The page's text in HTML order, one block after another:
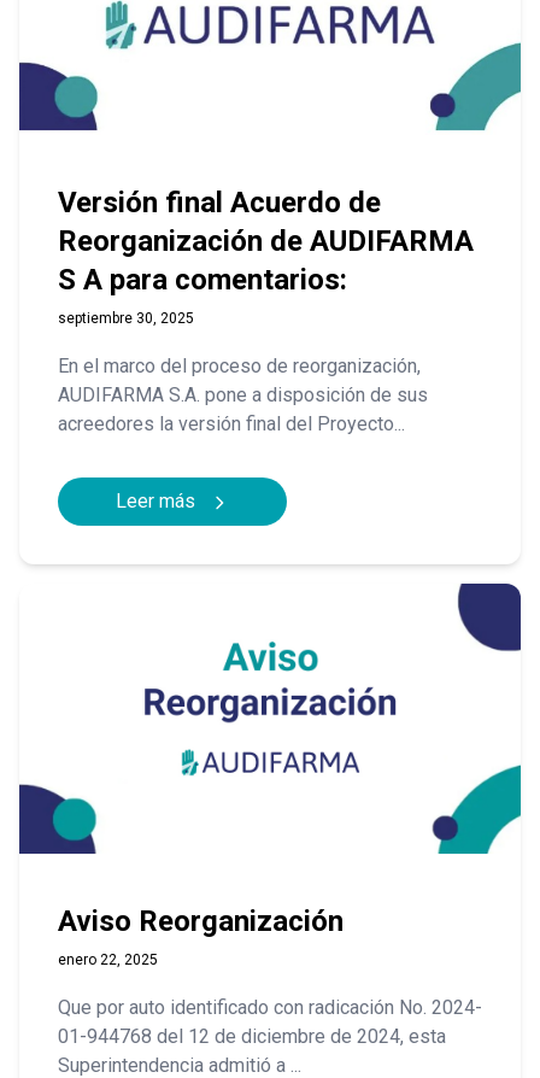
Versión final Acuerdo de
Reorganización de AUDIFARMA
S A para comentarios:
septiembre 30, 2025
En el marco del proceso de reorganización,
AUDIFARMA S.A. pone a disposición de sus
acreedores la versión final del Proyecto...
Leer más
Aviso Reorganización
enero 22, 2025
Que por auto identificado con radicación No. 2024-
01-944768 del 12 de diciembre de 2024, esta
Superintendencia admitió a ...